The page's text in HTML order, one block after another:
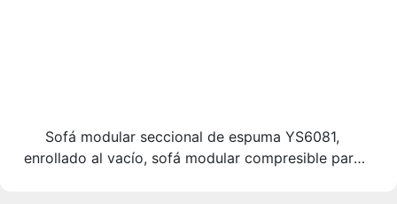
Sofá modular seccional de espuma YS6081,
enrollado al vacío, sofá modular compresible para